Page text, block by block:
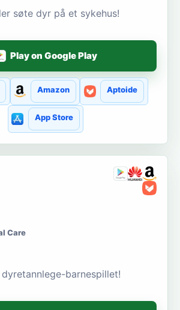
søte dyr på et sykehus!
Play on Google Play
Amazon Aptoide
App Store
Care
barnespillet!